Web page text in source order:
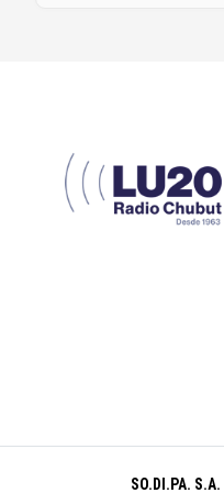
SO.DI.PA. S.A.